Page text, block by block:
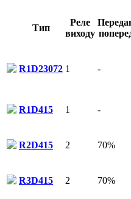
Тип
Реле
виходу
R1D23072 1 -
R1D415 1 -
R2D415 2 70%
R3D415 2 70%